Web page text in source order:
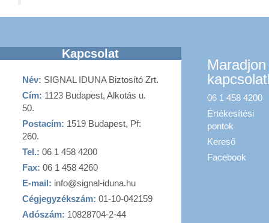
Kapcsolat
Név: SIGNAL IDUNA Biztosító Zrt.
Cím: 1123 Budapest, Alkotás u.
50.
Postacím: 1519 Budapest, Pf:
260.
Tel.: 06 1 458 4200
Fax: 06 1 458 4260
E-mail: info@signal-iduna.hu
Cégjegyzékszám: 01-10-042159
Adószám: 10828704-2-44
Maradjon
06 1 458 4200
Értékesítési
pontok
Kereső
Facebook